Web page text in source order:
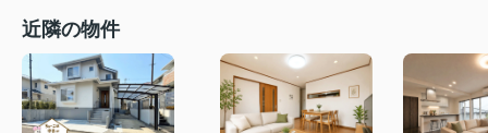
近隣の物件